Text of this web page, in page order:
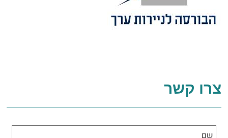
צרו קשר